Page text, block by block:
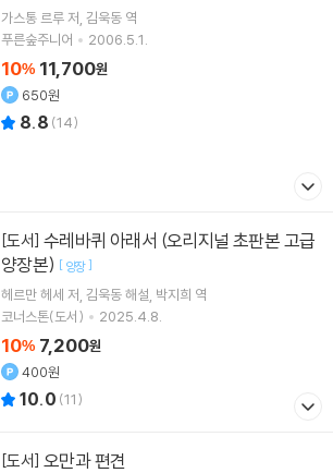
가스통 르루저 김욱동 역
푸른숲주니어
2006.5.1.
10% 11,700원
650원
8.8 (14)
[도서]
양장본) [ 양장]
헤르만 헤세 저 김욱동해설 박지희 역
코너스톤(도서)
2025.4.8.
10% 7,200원
400원
10.0 (11)
[도서] 오만과 편견